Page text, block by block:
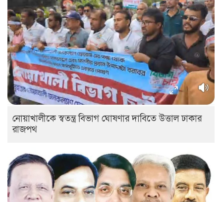
নোয়াখালীকে স্বতন্ত্র বিভাগ ঘোষণার দাবিতে উত্তাল ঢাকার
রাজপথ